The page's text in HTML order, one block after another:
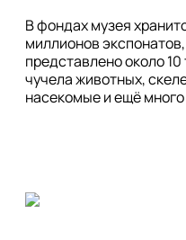
В фондах музея
миллионов
представлено около
чучела животных,
насекомые и ещё много